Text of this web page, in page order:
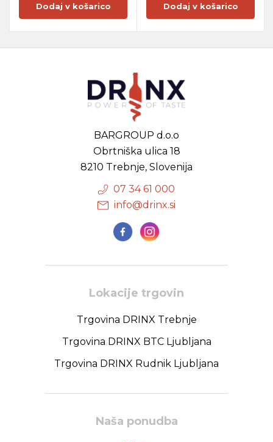
Dodaj v košarico Dodaj v košarico
BARGROUP d.o.o
Obrtniška ulica 18
8210 Trebnje, Slovenija
07 34 61 000
info@drinx.si
Lokacije trgovin
Trgovina DRINX Trebnje
Trgovina DRINX BTC Ljubljana
Trgovina DRINX Rudnik Ljubljana
Naša ponudba